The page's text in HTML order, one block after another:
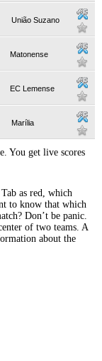
União Suzano
Matonense
EC Lemense
Marília
You get live scores
as red, which
to know that which
Don’t be panic.
of two teams. A
about the